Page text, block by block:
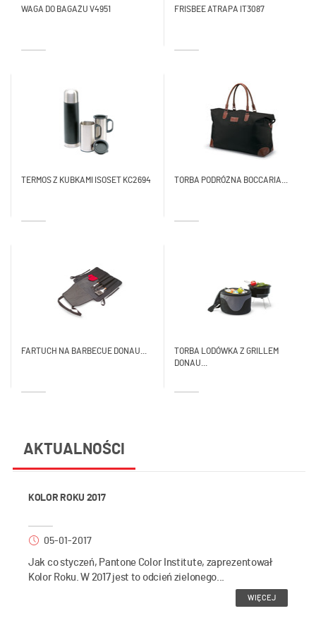
WAGA DO BAGAŻU V4951 FRISBEE ATRAPA IT3087
TERMOS Z KUBKAMI ISOSET KC2694 TORBA PODRÓŻNA BOCCARIA...
FARTUCH NA BARBECUE DONAU...
TORBA LODÓWKA Z GRILLEM
DONAU...
AKTUALNOŚCI
KOLOR ROKU 2017
05-01-2017
Jak co styczeń, Pantone Color Institute, zaprezentował
Kolor Roku. W 2017 jest to odcień zielonego...
WIĘCEJ